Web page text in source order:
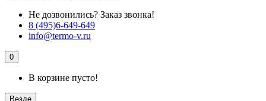
Не дозвонились? Заказ звонка!
8 (495)6-649-649
info@termo-v.ru
0
В корзине пусто!
Везде